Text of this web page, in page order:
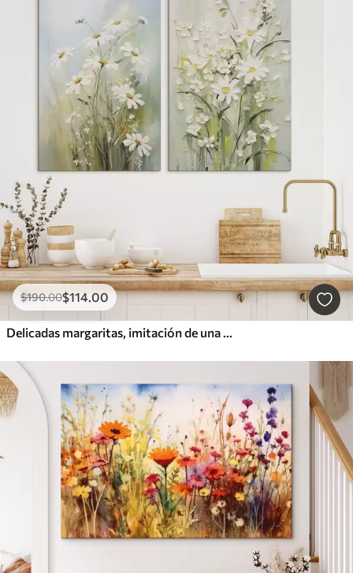
$190.00$114.00
Delicadas margaritas, imitación de una pintura